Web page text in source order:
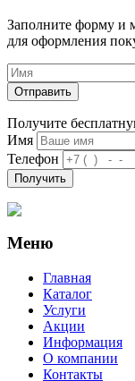
Заполните форму и
для оформления
Отправить
Получите
Имя
Телефон
Получить
Меню
Главная
Каталог
Услуги
Акции
Информация
О компании
Контакты